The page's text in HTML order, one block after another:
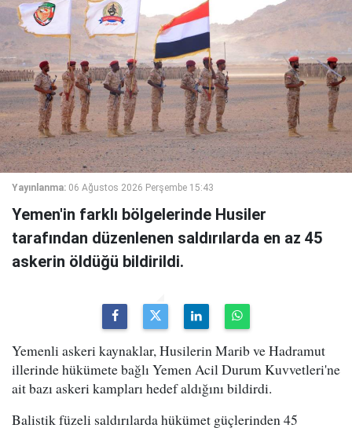
Yayınlanma: 06 Ağustos 2026 Perşembe 15:43
Yemen'in farklı bölgelerinde Husiler
tarafından düzenlenen saldırılarda en az 45
askerin öldüğü bildirildi.
Yemenli askeri kaynaklar, Husilerin Marib ve Hadramut
illerinde hükümete bağlı Yemen Acil Durum Kuvvetleri'ne
ait bazı askeri kampları hedef aldığını bildirdi.
Balistik füzeli saldırılarda hükümet güçlerinden 45